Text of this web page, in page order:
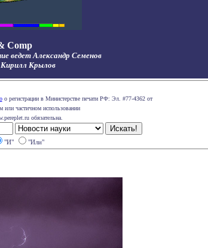
Comp
ведет Александр Семенов
Кирилл Крылов
о регистрации в Министерстве печати РФ: Эл. #77-4362 от
частичном использовании
обязательна.
"И" "Или"